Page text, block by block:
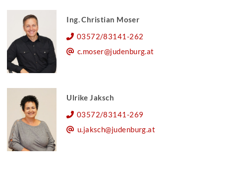
Ing. Christian Moser
03572/83141-262
c.moser@judenburg.at
Ulrike Jaksch
03572/83141-269
u.jaksch@judenburg.at